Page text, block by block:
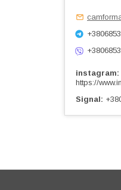
instagram
https://
Signal